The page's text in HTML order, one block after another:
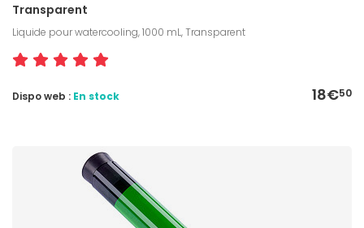
Transparent
Liquide pour watercooling, 1000 mL, Transparent
18€50
Dispo web : En stock